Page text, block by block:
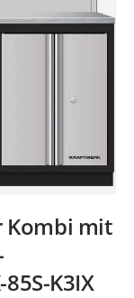
Kombi mit
K3IX